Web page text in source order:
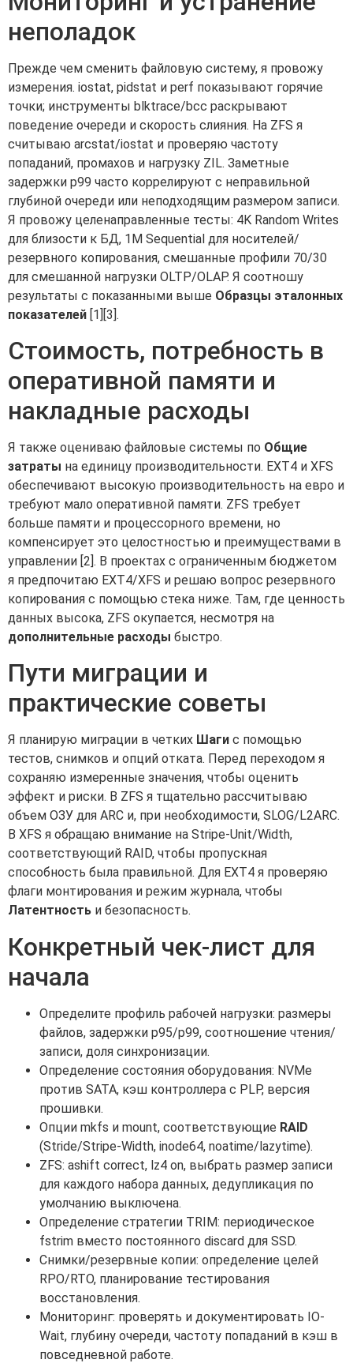
неполадок
Прежде чем сменить файловую систему, я провожу
измерения. iostat, pidstat и perf показывают горячие
точки; инструменты blktrace/bcc раскрывают
поведение очереди и скорость слияния. На ZFS я
считываю arcstat/iostat и проверяю частоту
попаданий, промахов и нагрузку ZIL. Заметные
задержки p99 часто коррелируют с неправильной
глубиной очереди или неподходящим размером записи.
Я провожу целенаправленные тесты: 4K Random Writes
для близости к БД, 1M Sequential для носителей/
резервного копирования, смешанные профили 70/30
для смешанной нагрузки OLTP/OLAP. Я соотношу
результаты с показанными выше Образцы эталонных
показателей [1][3].
Стоимость, потребность в
оперативной памяти и
накладные расходы
Я также оцениваю файловые системы по Общие
затраты на единицу производительности. EXT4 и XFS
обеспечивают высокую производительность на евро и
требуют мало оперативной памяти. ZFS требует
больше памяти и процессорного времени, но
компенсирует это целостностью и преимуществами в
управлении [2]. В проектах с ограниченным бюджетом
я предпочитаю EXT4/XFS и решаю вопрос резервного
копирования с помощью стека ниже. Там, где ценность
данных высока, ZFS окупается, несмотря на
дополнительные расходы быстро.
Пути миграции и
практические советы
Я планирую миграции в четких Шаги с помощью
тестов, снимков и опций отката. Перед переходом я
сохраняю измеренные значения, чтобы оценить
эффект и риски. В ZFS я тщательно рассчитываю
объем ОЗУ для ARC и, при необходимости, SLOG/L2ARC.
В XFS я обращаю внимание на Stripe-Unit/Width,
соответствующий RAID, чтобы пропускная
способность была правильной. Для EXT4 я проверяю
флаги монтирования и режим журнала, чтобы
Латентность и безопасность.
Конкретный чек-лист для
начала
Определите профиль рабочей нагрузки: размеры
файлов, задержки p95/p99, соотношение чтения/
записи, доля синхронизации.
Определение состояния оборудования: NVMe
против SATA, кэш контроллера с PLP, версия
прошивки.
Опции mkfs и mount, соответствующие RAID
(Stride/Stripe-Width, inode64, noatime/lazytime).
ZFS: ashift correct, lz4 on, выбрать размер записи
для каждого набора данных, дедупликация по
умолчанию выключена.
Определение стратегии TRIM: периодическое
fstrim вместо постоянного discard для SSD.
Снимки/резервные копии: определение целей
RPO/RTO, планирование тестирования
восстановления.
Мониторинг: проверять и документировать IO-
Wait, глубину очереди, частоту попаданий в кэш в
повседневной работе.